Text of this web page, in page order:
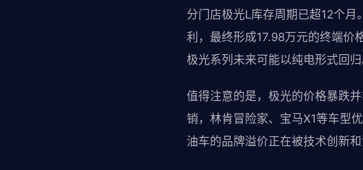
分门店极光L库存周期已超12个
利，最终形成17.98万元的终端价
极光系列未来可能以纯电形式回归
值得注意的是，极光的价格暴跌
销，林肯冒险家、宝马X1等车型
油车的品牌溢价正在被技术创新和